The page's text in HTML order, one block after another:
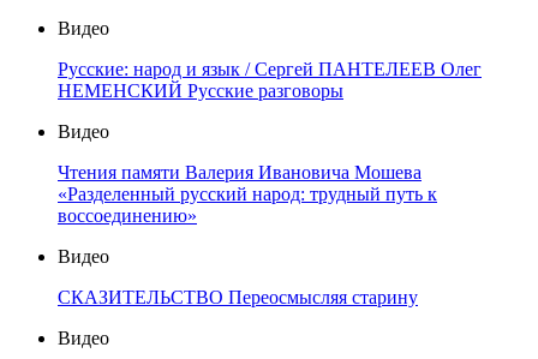
Видео
Русские: народ и язык / Сергей ПАНТЕЛЕЕВ Олег
НЕМЕНСКИЙ Русские разговоры
Видео
Чтения памяти Валерия Ивановича Мошева
«Разделенный русский народ: трудный путь к
воссоединению»
Видео
СКАЗИТЕЛЬСТВО Переосмысляя старину
Видео